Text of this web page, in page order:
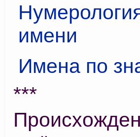
имени
Имена по
***